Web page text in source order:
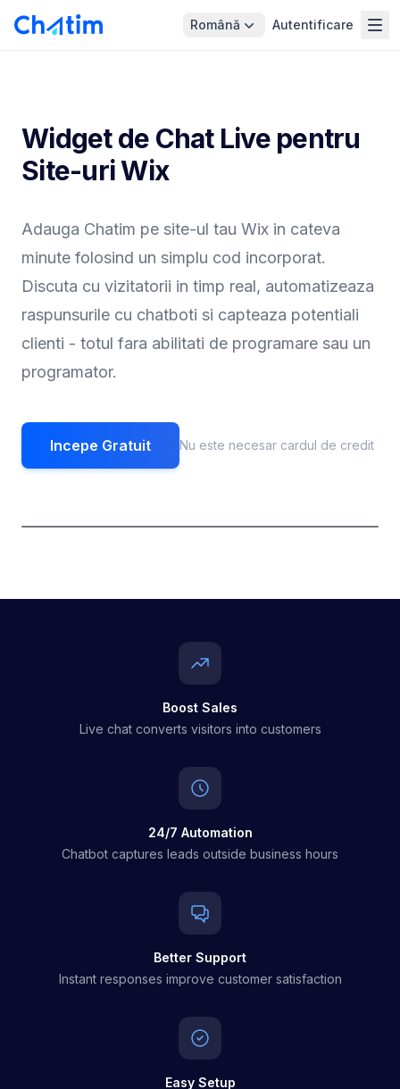
Română Autentificare
Widget de Chat Live pentru
Site-uri Wix
Adauga Chatim pe site-ul tau Wix in cateva
minute folosind un simplu cod incorporat.
Discuta cu vizitatorii in timp real, automatizeaza
raspunsurile cu chatboti si capteaza potentiali
clienti - totul fara abilitati de programare sau un
programator.
Incepe Gratuit Nu este necesar cardul de credit
Boost Sales
Live chat converts visitors into customers
24/7 Automation
Chatbot captures leads outside business hours
Better Support
Instant responses improve customer satisfaction
Easy Setup